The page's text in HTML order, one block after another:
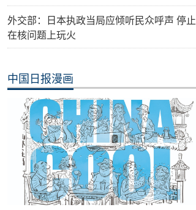
外交部：日本执政当局应倾听民众呼声 停止
在核问题上玩火
中国日报漫画